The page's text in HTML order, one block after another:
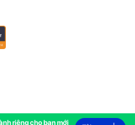
riêng cho bạn mới